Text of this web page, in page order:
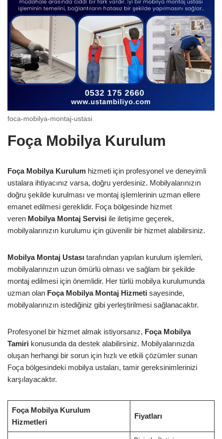
foca-mobilya-montaj-ustasi
Foça Mobilya Kurulum
Foça Mobilya Kurulum hizmeti için profesyonel ve deneyimli
ustalara ihtiyacınız varsa, doğru yerdesiniz. Mobilyalarınızın
doğru şekilde kurulması ve montaj işlemlerinin uzman ellere
emanet edilmesi gereklidir. Foça bölgesinde hizmet
veren Mobilya Montaj Servisi ile iletişime geçerek,
mobilyalarınızın kurulumu için güvenilir bir hizmet alabilirsiniz.
Mobilya Montaj Ustası tarafından yapılan kurulum işlemleri,
mobilyalarınızın uzun ömürlü olması ve sağlam bir şekilde
montaj edilmesi için önemlidir. Her türlü mobilya kurulumunda
uzman olan Foça Mobilya Montaj Hizmeti sayesinde,
mobilyalarınızın istediğiniz gibi yerleştirilmesi sağlanacaktır.
Profesyonel bir hizmet almak istiyorsanız, Foça Mobilya
Tamiri konusunda da destek alabilirsiniz. Mobilyalarınızda
oluşan herhangi bir sorun için hızlı ve etkili çözümler sunan
Foça bölgesindeki mobilya ustaları, tamir gereksinimlerinizi
karşılayacaktır.
Foça Mobilya Kurulum
Hizmetleri
Fiyatları